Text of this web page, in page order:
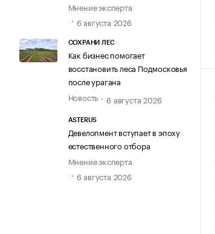
Мнение эксперта
6 августа 2026
СОХРАНИ ЛЕС
Как бизнес помогает
восстановить леса Подмосковья
после урагана
Новость
6 августа 2026
ASTERUS
Девелопмент вступает в эпоху
естественного отбора
Мнение эксперта
6 августа 2026